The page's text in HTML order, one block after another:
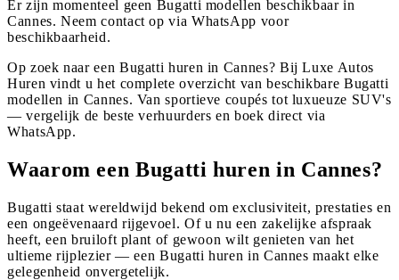
Er zijn momenteel geen Bugatti modellen beschikbaar in
Cannes. Neem contact op via WhatsApp voor
beschikbaarheid.
Op zoek naar een Bugatti huren in Cannes? Bij Luxe Autos
Huren vindt u het complete overzicht van beschikbare Bugatti
modellen in Cannes. Van sportieve coupés tot luxueuze SUV's
— vergelijk de beste verhuurders en boek direct via
WhatsApp.
Waarom een Bugatti huren in Cannes?
Bugatti staat wereldwijd bekend om exclusiviteit, prestaties en
een ongeëvenaard rijgevoel. Of u nu een zakelijke afspraak
heeft, een bruiloft plant of gewoon wilt genieten van het
ultieme rijplezier — een Bugatti huren in Cannes maakt elke
gelegenheid onvergetelijk.